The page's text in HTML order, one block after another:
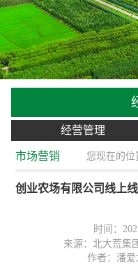
经营管理
市场营销 您现在的位
创业农场有限公司线上
时间：
来源：北大荒集
作者：潘爱